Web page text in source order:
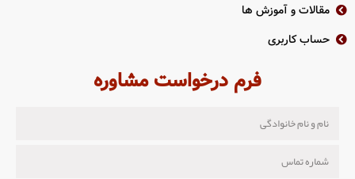
مقالات و آموزش ها
حساب کاربری
فرم درخواست مشاوره